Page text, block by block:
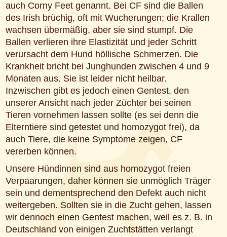
auch Corny Feet genannt. Bei CF sind die Ballen
des Irish brüchig, oft mit Wucherungen; die Krallen
wachsen übermäßig, aber sie sind stumpf. Die
Ballen verlieren ihre Elastizität und jeder Schritt
verursacht dem Hund höllische Schmerzen. Die
Krankheit bricht bei Junghunden zwischen 4 und 9
Monaten aus. Sie ist leider nicht heilbar.
Inzwischen gibt es jedoch einen Gentest, den
unserer Ansicht nach jeder Züchter bei seinen
Tieren vornehmen lassen sollte (es sei denn die
Elterntiere sind getestet und homozygot frei), da
auch Tiere, die keine Symptome zeigen, CF
vererben können.
Unsere Hündinnen sind aus homozygot freien
Verpaarungen, daher können sie unmöglich Träger
sein und dementsprechend den Defekt auch nicht
weitergeben. Sollten sie in die Zucht gehen, lassen
wir dennoch einen Gentest machen, weil es z. B. in
Deutschland von einigen Zuchtstätten verlangt